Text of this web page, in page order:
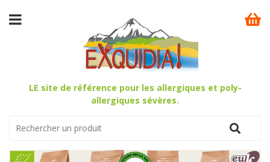
LE site de référence pour les allergiques et poly-
allergiques sévères.